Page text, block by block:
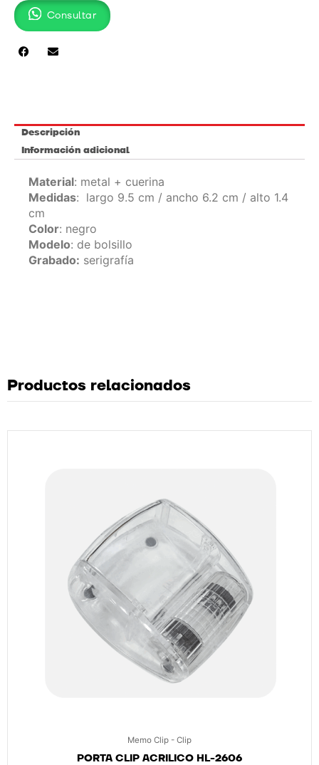
Consultar
Descripción
Información adicional
Material: metal + cuerina
Medidas: largo 9.5 cm / ancho 6.2 cm / alto 1.4
cm
Color: negro
Modelo: de bolsillo
Grabado: serigrafía
Productos relacionados
Memo Clip - Clip
PORTA CLIP ACRILICO HL-2606